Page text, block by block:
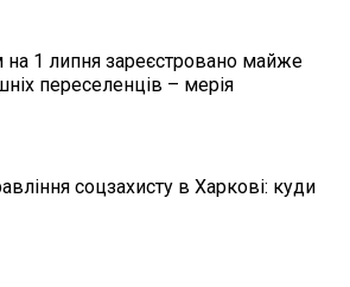
на 1 липня зареєстровано майже
переселенців – мерія
соцзахисту в Харкові: куди